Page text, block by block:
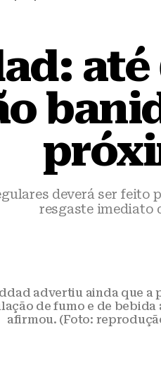
até
deverá ser feito
resgaste imediato
advertiu ainda que
de fumo e de
afirmou. (Foto: